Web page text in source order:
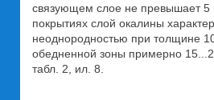
связующем слое не превышает 5
покрытиях слой окалины
неоднородностью при толщине
обедненной зоны примерно
табл. 2, ил. 8.